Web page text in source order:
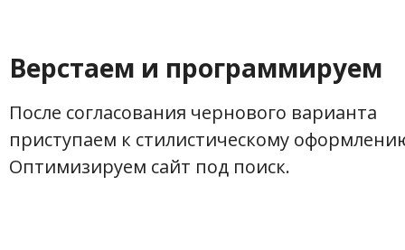
Верстаем и программируем
После согласования чернового варианта
приступаем к стилистическому
Оптимизируем сайт под поиск.